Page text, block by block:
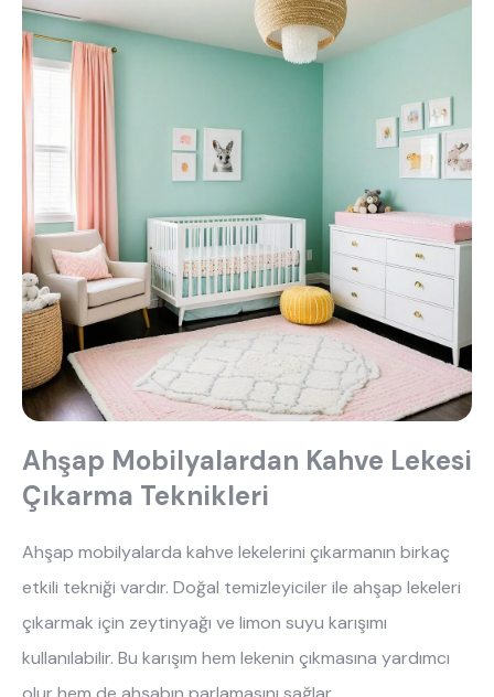
Ahşap Mobilyalardan Kahve Lekesi
Çıkarma Teknikleri
Ahşap mobilyalarda kahve lekelerini çıkarmanın birkaç
etkili tekniği vardır. Doğal temizleyiciler ile ahşap lekeleri
çıkarmak için zeytinyağı ve limon suyu karışımı
kullanılabilir. Bu karışım hem lekenin çıkmasına yardımcı